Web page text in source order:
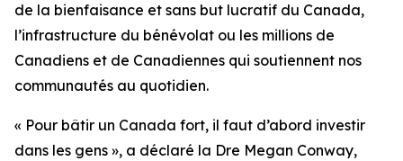
de la bienfaisance et sans but lucratif du Canada,
l’infrastructure du bénévolat ou les millions de
Canadiens et de Canadiennes qui soutiennent nos
communautés au quotidien.
« Pour bâtir un Canada fort, il faut d’abord investir
dans les gens », a déclaré la Dre Megan Conway,